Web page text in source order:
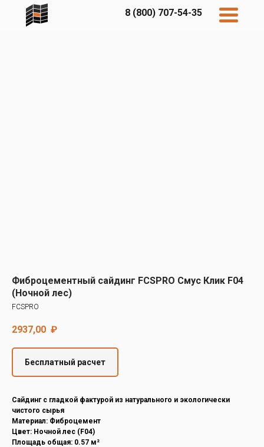
8 (800) 707-54-35
Cedral
Фиброцементный сайдинг FCSPRO Смус Клик F04
(Ночной лес)
FCSPRO
2937,00 ₽
Бесплатный расчет
Cайдинг с гладкой фактурой из натурального и экологически
чистого сырья
Материал: Фиброцемент
Цвет: Ночной лес (F04)
Площадь общая: 0.57 м²